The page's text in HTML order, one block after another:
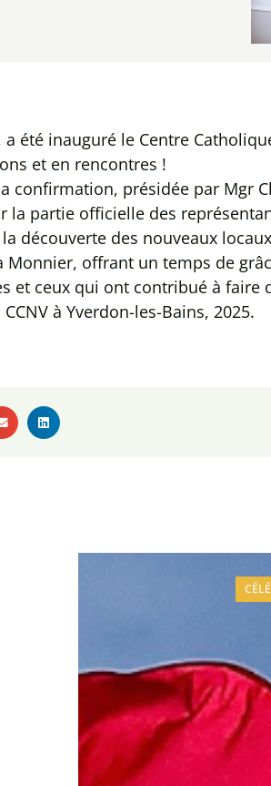
été inauguré le Centre
et en rencontres !
confirmation, présidée par Mgr
la partie officielle des
découverte des nouveaux
Monnier, offrant un temps de
et ceux qui ont contribué à
à Yverdon-les-Bains, 2025.